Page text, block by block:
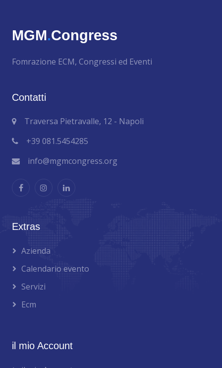
MGM.Congress
Fomrazione ECM, Congressi ed Eventi
Contatti
Traversa Pietravalle, 12 - Napoli
+39 081.5454285
info@mgmcongress.org
Extras
Azienda
Calendario evento
Servizi
Ecm
il mio Account